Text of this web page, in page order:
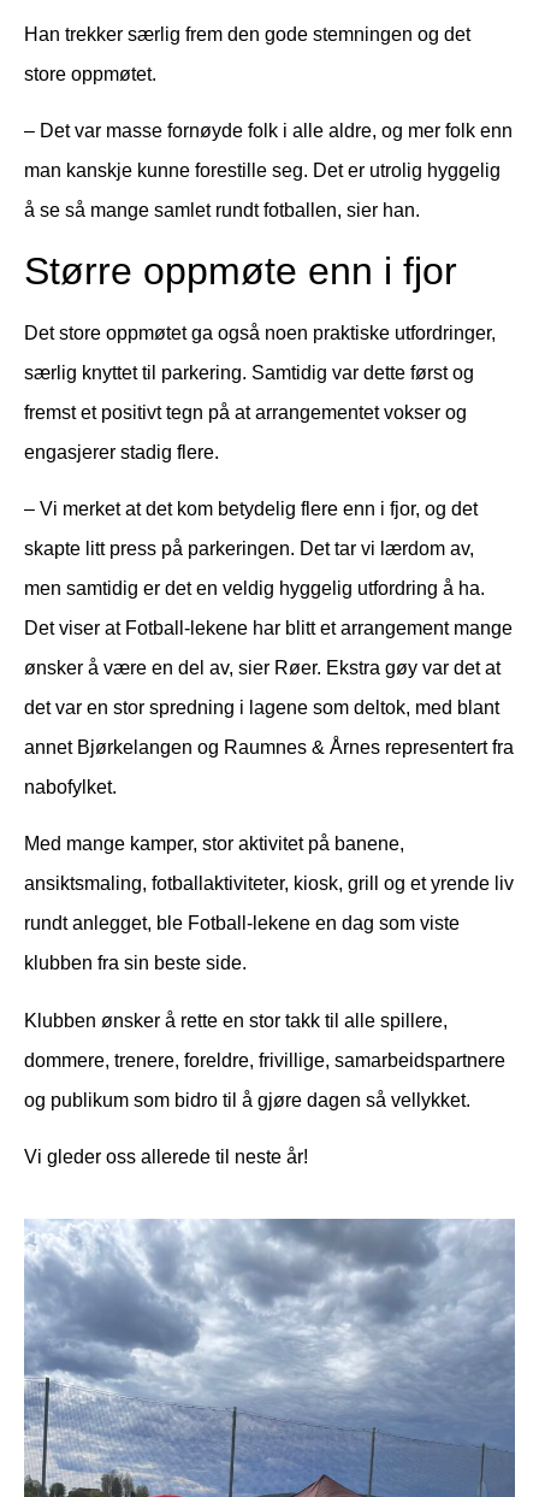
Han trekker særlig frem den gode stemningen og det
store oppmøtet.
– Det var masse fornøyde folk i alle aldre, og mer folk enn
man kanskje kunne forestille seg. Det er utrolig hyggelig
å se så mange samlet rundt fotballen, sier han.
Større oppmøte enn i fjor
Det store oppmøtet ga også noen praktiske utfordringer,
særlig knyttet til parkering. Samtidig var dette først og
fremst et positivt tegn på at arrangementet vokser og
engasjerer stadig flere.
– Vi merket at det kom betydelig flere enn i fjor, og det
skapte litt press på parkeringen. Det tar vi lærdom av,
men samtidig er det en veldig hyggelig utfordring å ha.
Det viser at Fotball-lekene har blitt et arrangement mange
ønsker å være en del av, sier Røer. Ekstra gøy var det at
det var en stor spredning i lagene som deltok, med blant
annet Bjørkelangen og Raumnes & Årnes representert fra
nabofylket.
Med mange kamper, stor aktivitet på banene,
ansiktsmaling, fotballaktiviteter, kiosk, grill og et yrende liv
rundt anlegget, ble Fotball-lekene en dag som viste
klubben fra sin beste side.
Klubben ønsker å rette en stor takk til alle spillere,
dommere, trenere, foreldre, frivillige, samarbeidspartnere
og publikum som bidro til å gjøre dagen så vellykket.
Vi gleder oss allerede til neste år!